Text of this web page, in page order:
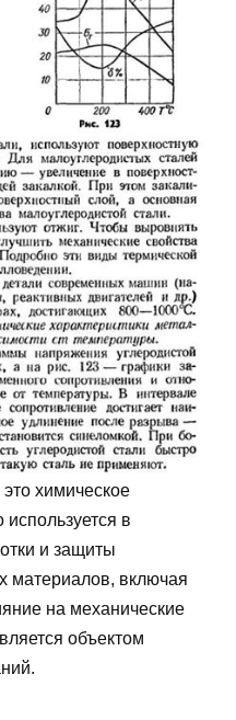
это химическое
в
и защиты
материалов, включая
на механические
объектом